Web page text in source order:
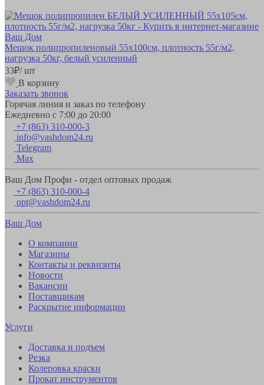
Мешок полипропиленовый 55х100см, плотность 55г/м2,
нагрузка 50кг, белый усиленный
33₽/ шт
В корзину
Заказать звонок
Горячая линия и заказ по телефону
Ежедневно с 7:00 до 20:00
+7 (863) 310-000-3
info@vashdom24.ru
Telegram
Max
Ваш Дом Профи - отдел оптовых продаж
+7 (863) 310-000-4
opt@vashdom24.ru
Ваш Дом
О компании
Магазины
Контакты и реквизиты
Новости
Вакансии
Поставщикам
Раскрытие информации
Услуги
Доставка и подъем
Резка
Колеровка краски
Прокат инструментов